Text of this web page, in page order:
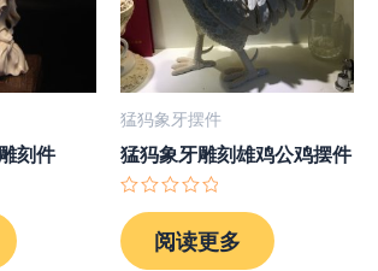
刻件
猛犸象牙摆件
猛犸象牙雕刻雄鸡公鸡摆件
评
分
0
&sol;
阅读更多